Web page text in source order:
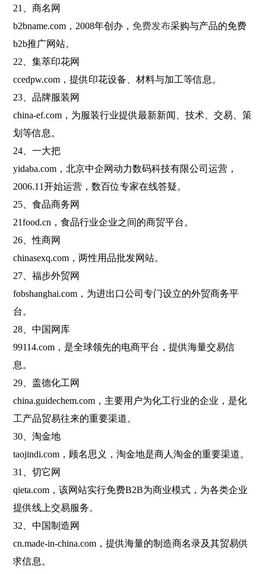
21、商名网
b2bname.com，2008年创办， 免费发布采购与产品的免费
b2b推广网站。
22、集萃印花网
ccedpw.com，提供印花设备、材料与加工等信息。
23、品牌服装网
china-ef.com，为服装行业提供最新新闻、技术、交易、策
划等信息。
24、一大把
yidaba.com，北京中企网动力数码科技有限公司运营，
2006.11开始运营，数百位专家在线答疑。
25、食品商务网
21food.cn，食品行业企业之间的商贸平台。
26、性商网
chinasexq.com，两性用品批发网站。
27、福步外贸网
fobshanghai.com，为进出口公司专门设立的外贸商务平
台。
28、中国网库
99114.com，是全球领先的电商平台，提供海量交易信
息。
29、盖德化工网
china.guidechem.com，主要用户为化工行业的企业，是化
工产品贸易往来的重要渠道。
30、淘金地
taojindi.com，顾名思义，淘金地是商人淘金的重要渠道。
31、切它网
qieta.com，该网站实行免费B2B为商业模式，为各类企业
提供线上交易服务。
32、中国制造网
cn.made-in-china.com，提供海量的制造商名录及其贸易供
求信息。